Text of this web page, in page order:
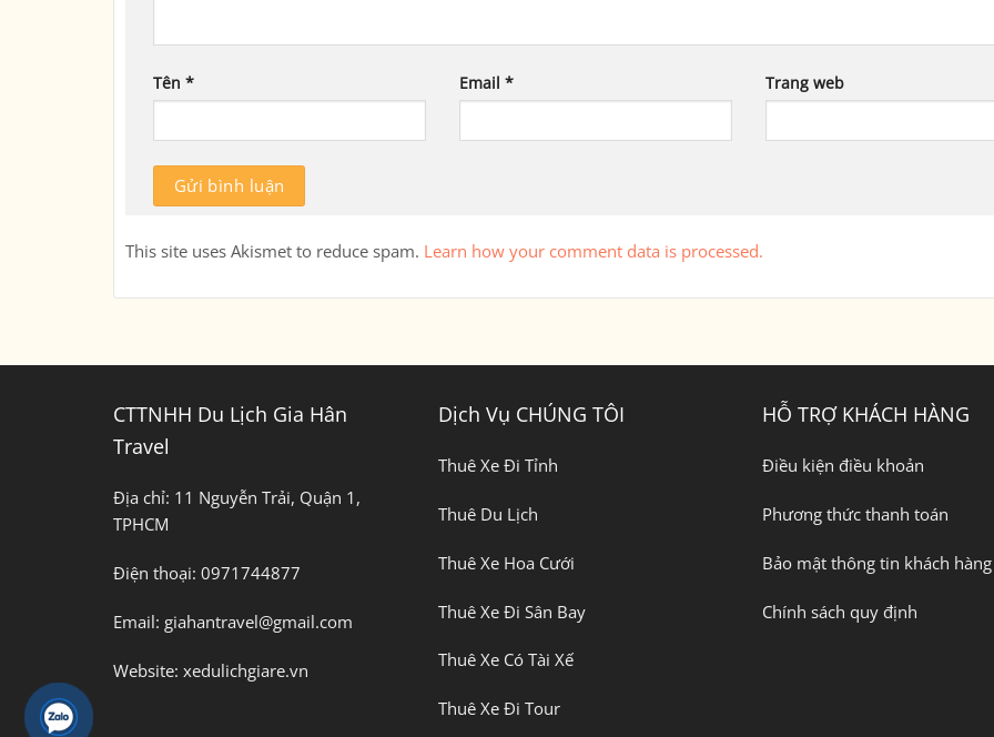
Tên * Email * Trang web
This site uses Akismet to reduce spam. Learn how your comment data is processed.
CTTNHH Du Lịch Gia Hân
Travel
Địa chỉ: 11 Nguyễn Trải, Quận 1,
TPHCM
Điện thoại: 0971744877
Email: giahantravel@gmail.com
Website: xedulichgiare.vn
Dịch Vụ CHÚNG TÔI
Thuê Xe Đi Tỉnh
Thuê Du Lịch
Thuê Xe Hoa Cưới
Thuê Xe Đi Sân Bay
Thuê Xe Có Tài Xế
Thuê Xe Đi Tour
HỖ TRỢ KHÁCH HÀNG
Điều kiện điều khoản
Phương thức thanh toán
Bảo mật thông tin khách hàng
Chính sách quy định